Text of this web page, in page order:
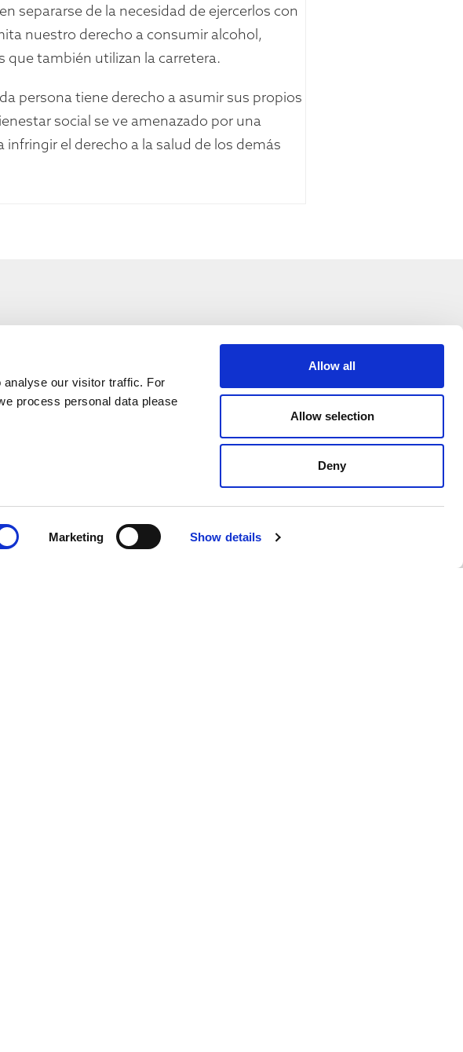
our visitor traffic. For
process personal data please
Marketing Show details
Allow all
Allow selection
Deny
separarse de la necesidad de ejercerlos con
nuestro derecho a consumir alcohol,
que también utilizan la carretera.
persona tiene derecho a asumir sus propios
social se ve amenazado por una
el derecho a la salud de los demás
el Día de la Bastilla en medio del enfado por el